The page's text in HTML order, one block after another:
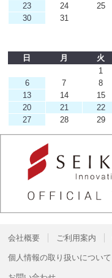
23
24 25
30
31
日
月 火
1
6
7 8
13
14 15
20
21 22
27
28 29
会社概要 ご利用案内
個人情報の取り扱いについて